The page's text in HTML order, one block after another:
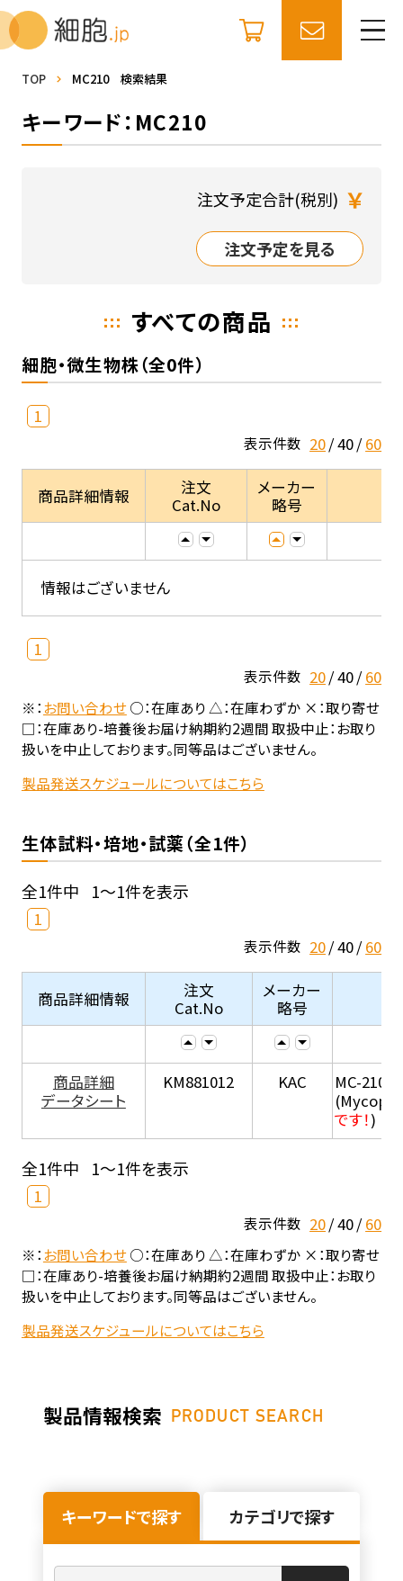
TOP MC210 検索結果
キーワード：MC210
注文予定合計(税別) ￥
注文予定を見る
すべての商品
細胞・微生物株（全0件）
1
表示件数 20 40 60
商品詳細情報
注文
Cat.No
メーカー
略号
情報はございません
1
表示件数 20 40 60
※：お問い合わせ○：在庫あり △：在庫わずか ×：取り寄せ
□：在庫あり-培養後お届け納期約2週間 取扱中止：お取り
扱いを中止しております。同等品はございません。
製品発送スケジュールについてはこちら
生体試料・培地・試薬（全1件）
全1件中 1～1件を表示
1
表示件数 20 40 60
商品詳細情報
注文
Cat.No
メーカー
略号
商品詳細
データシート
KM881012 KAC
MC-210 (
です！)
全1件中 1～1件を表示
1
表示件数 20 40 60
※：お問い合わせ○：在庫あり △：在庫わずか ×：取り寄せ
□：在庫あり-培養後お届け納期約2週間 取扱中止：お取り
扱いを中止しております。同等品はございません。
製品発送スケジュールについてはこちら
製品情報検索 PRODUCT SEARCH
キーワードで探す カテゴリで探す